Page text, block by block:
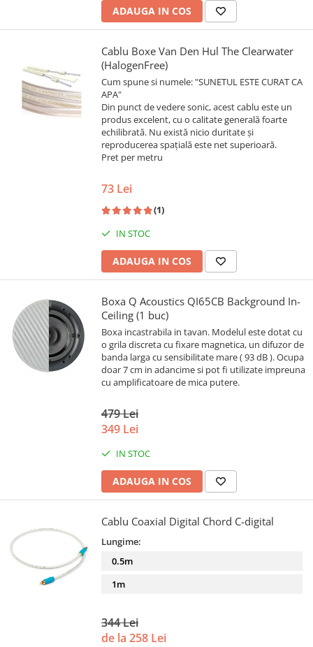
ADAUGA IN COS
Cablu Boxe Van Den Hul The Clearwater
(HalogenFree)
Cum spune si numele: "SUNETUL ESTE CURAT CA
APA"
Din punct de vedere sonic, acest cablu este un
produs excelent, cu o calitate generală foarte
echilibrată. Nu există nicio duritate și
reproducerea spațială este net superioară.
Pret per metru
73 Lei
(1)
IN STOC
ADAUGA IN COS
Boxa Q Acoustics QI65CB Background In-
Ceiling (1 buc)
Boxa incastrabila in tavan. Modelul este dotat cu
o grila discreta cu fixare magnetica, un difuzor de
banda larga cu sensibilitate mare ( 93 dB ). Ocupa
doar 7 cm in adancime si pot fi utilizate impreuna
cu amplificatoare de mica putere.
479 Lei
349 Lei
IN STOC
ADAUGA IN COS
Cablu Coaxial Digital Chord C-digital
Lungime:
0.5m
1m
344 Lei
de la 258 Lei